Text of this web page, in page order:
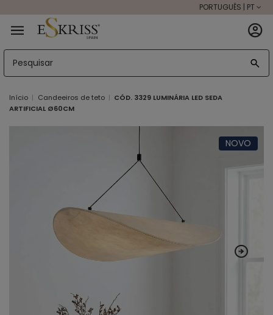
PORTUGUÊS | PT
Início Candeeiros de teto
CÓD. 3329 LUMINÁRIA LED SEDA
ARTIFICIAL Ø60CM
NOVO